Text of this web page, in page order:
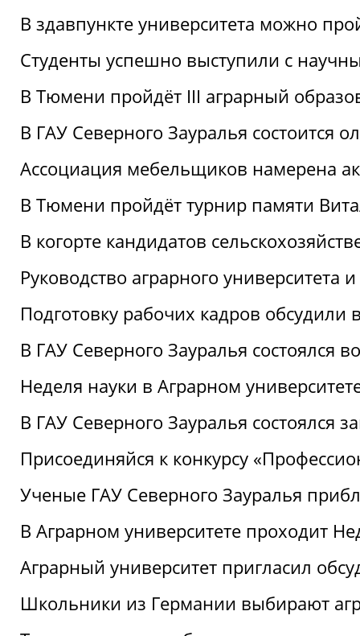
В здавпункте университета можно
Студенты успешно выступили с
В Тюмени пройдёт III аграрный
В ГАУ Северного Зауралья состоится
Ассоциация мебельщиков намерена
В Тюмени пройдёт турнир памяти
В когорте кандидатов
Руководство аграрного
Подготовку рабочих кадров
В ГАУ Северного Зауралья состоялся
Неделя науки в Аграрном
В ГАУ Северного Зауралья
Присоединяйся к конкурсу
Ученые ГАУ Северного Зауралья
В Аграрном университете проходит
Аграрный университет пригласил
Школьники из Германии выбирают